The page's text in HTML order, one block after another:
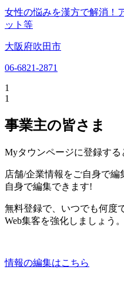
女性の悩みを漢方で解消！
ット等
大阪府吹田市
06-6821-2871
1
1
事業主の皆さま
Myタウンページに登録する
店舗/企業情報をご自身で編
自身で編集できます!
無料登録で、いつでも何度
Web集客を強化しましょう。
情報の編集はこちら